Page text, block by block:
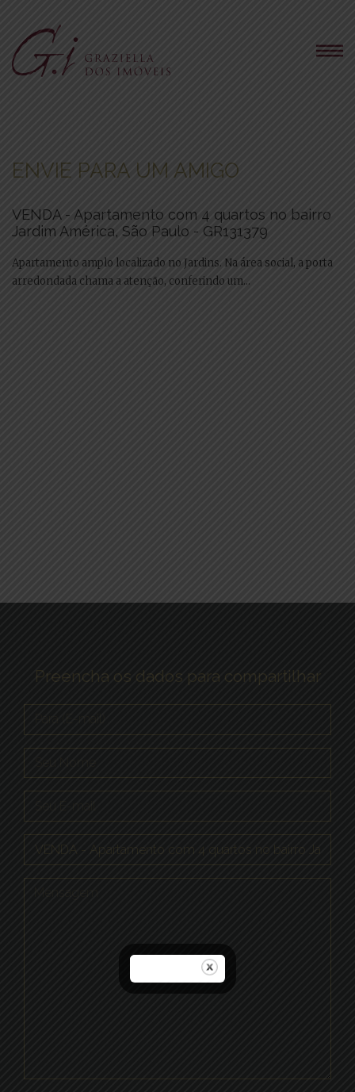
ENVIE PARA UM AMIGO
VENDA - Apartamento com 4 quartos no bairro
Jardim América, São Paulo - GR131379
Apartamento amplo localizado no Jardins. Na área social, a porta
arredondada chama a atenção, conferindo um...
Preencha os dados para compartilhar